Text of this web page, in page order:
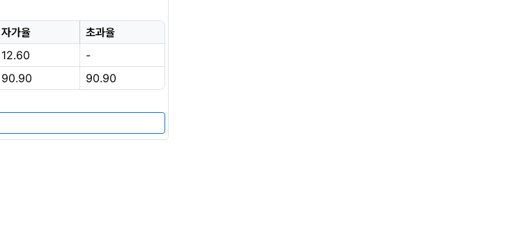
자가율
초과율
12.60
-
90.90
90.90